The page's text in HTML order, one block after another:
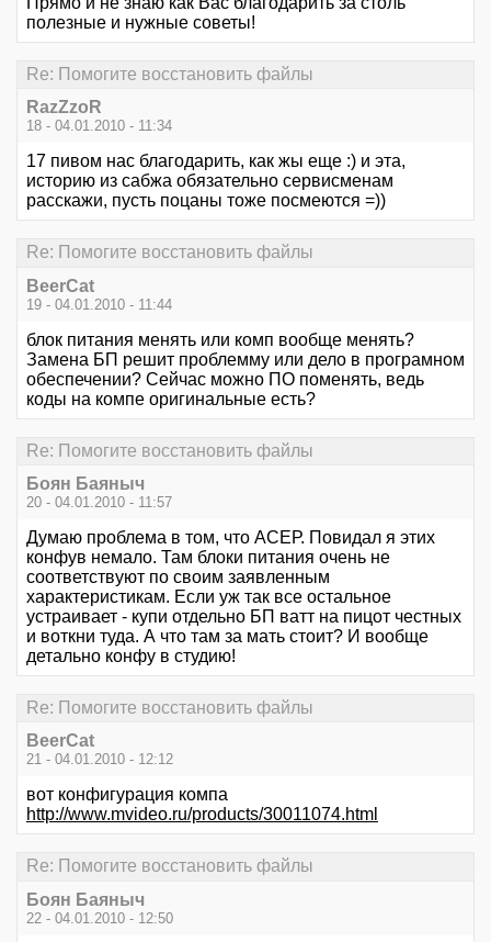
полезные и нужные советы!
Re: Помогите восстановить файлы
RazZzoR
18 - 04.01.2010 - 11:34
17 пивом нас благодарить, как жы еще :) и эта,
историю из сабжа обязательно сервисменам
расскажи, пусть поцаны тоже посмеются =))
Re: Помогите восстановить файлы
BeerCat
19 - 04.01.2010 - 11:44
блок питания менять или комп вообще менять?
Замена БП решит проблемму или дело в програмном
обеспечении? Сейчас можно ПО поменять, ведь
коды на компе оригинальные есть?
Re: Помогите восстановить файлы
Боян Баяныч
20 - 04.01.2010 - 11:57
Думаю проблема в том, что АСЕР. Повидал я этих
конфув немало. Там блоки питания очень не
соответствуют по своим заявленным
характеристикам. Если уж так все остальное
устраивает - купи отдельно БП ватт на пицот честных
и воткни туда. А что там за мать стоит? И вообще
детально конфу в студию!
Re: Помогите восстановить файлы
BeerCat
21 - 04.01.2010 - 12:12
вот конфигурация компа
http://www.mvideo.ru/products/30011074.html
Re: Помогите восстановить файлы
Боян Баяныч
22 - 04.01.2010 - 12:50